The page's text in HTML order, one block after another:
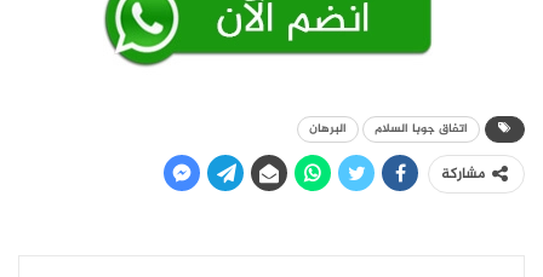
اتفاق جوبا السلام البرهان
مشاركة